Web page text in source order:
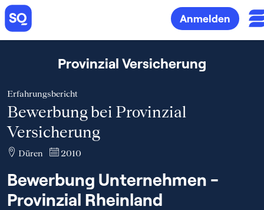
Anmelden
Provinzial Versicherung
Erfahrungsbericht
Bewerbung bei Provinzial
Versicherung
Düren 2010
Bewerbung Unternehmen -
Provinzial Rheinland